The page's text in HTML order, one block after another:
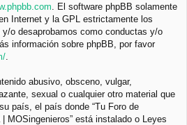
. El software phpBB solamente
Internet y la GPL estrictamente los
o desaprobamos como conductas y/o
información sobre phpBB, por favor
abusivo, obsceno, vulgar,
sexual o cualquier otro material que
país, el país donde “Tu Foro de
MOSingenieros” está instalado o Leyes